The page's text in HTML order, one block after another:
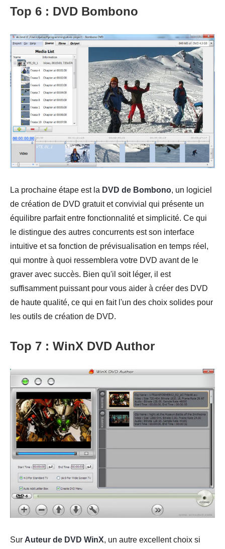
Top 6 : DVD Bombono
La prochaine étape est la DVD de Bombono, un logiciel
de création de DVD gratuit et convivial qui présente un
équilibre parfait entre fonctionnalité et simplicité. Ce qui
le distingue des autres concurrents est son interface
intuitive et sa fonction de prévisualisation en temps réel,
qui montre à quoi ressemblera votre DVD avant de le
graver avec succès. Bien qu'il soit léger, il est
suffisamment puissant pour vous aider à créer des DVD
de haute qualité, ce qui en fait l'un des choix solides pour
les outils de création de DVD.
Top 7 : WinX DVD Author
Sur Auteur de DVD WinX, un autre excellent choix si